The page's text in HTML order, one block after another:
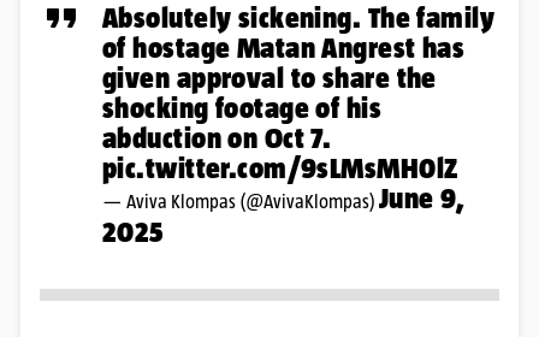
Absolutely sickening. The family
of hostage Matan Angrest has
given approval to share the
shocking footage of his
abduction on Oct 7.
pic.twitter.com/9sLMsMH0lZ
— Aviva Klompas (@AvivaKlompas) June 9,
2025